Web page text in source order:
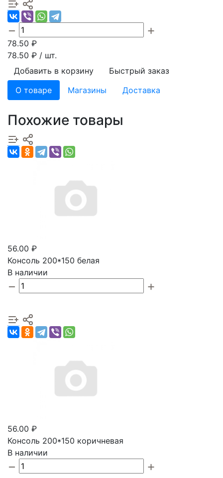
78.50 ₽
78.50 ₽ / шт.
Добавить в корзину
Быстрый заказ
О товаре
Магазины Доставка
Похожие товары
56.00 ₽
Консоль 200*150 белая
В наличии
56.00 ₽
Консоль 200*150 коричневая
В наличии